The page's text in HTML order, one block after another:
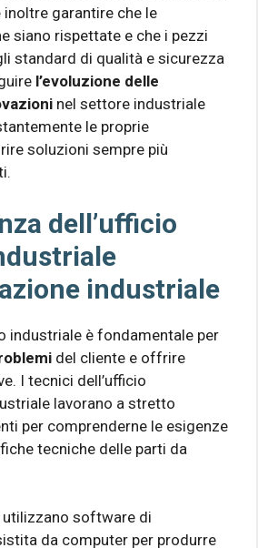
inoltre garantire che le
siano rispettate e che i pezzi
standard di qualità e sicurezza
l’evoluzione delle
nel settore industriale
le proprie
soluzioni sempre più
dell’ufficio
industriale
industriale è fondamentale per
del cliente e offrire
I tecnici dell’ufficio
lavorano a stretto
per comprenderne le esigenze
tecniche delle parti da
software di
da computer per produrre